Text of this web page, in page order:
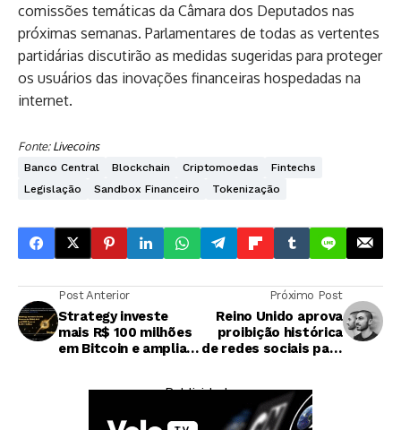
comissões temáticas da Câmara dos Deputados nas
próximas semanas. Parlamentares de todas as vertentes
partidárias discutirão as medidas sugeridas para proteger
os usuários das inovações financeiras hospedadas na
internet.
Fonte:Livecoins
Banco Central Blockchain Criptomoedas
Fintechs
Legislação
Sandbox Financeiro Tokenização
Post Anterior
Strategy investe
mais R$ 100 milhões
em Bitcoin e amplia
Próximo Post
Reino Unido aprova
proibição histórica
de redes sociais para
— Publicidade —